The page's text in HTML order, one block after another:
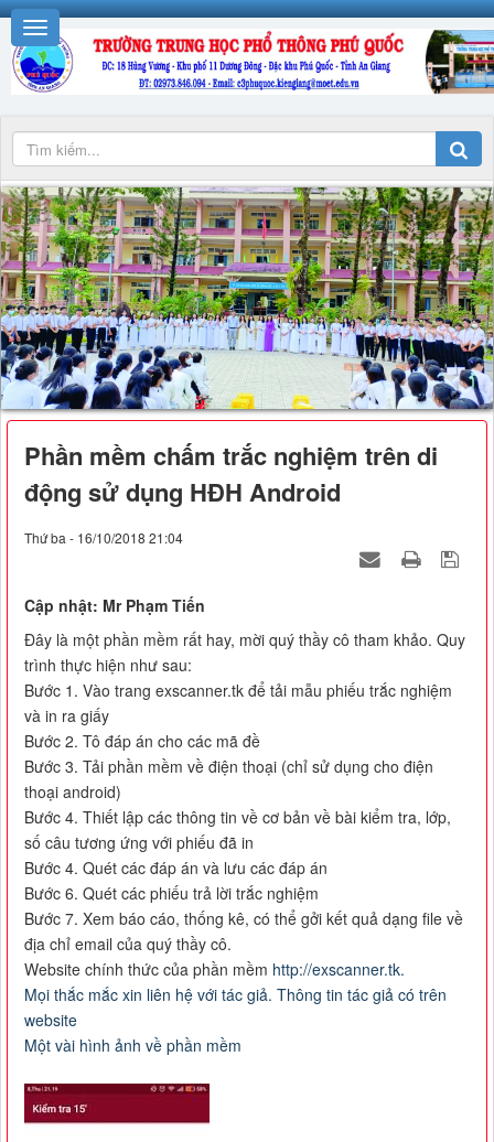
Phần mềm chấm trắc nghiệm trên di
động sử dụng HĐH Android
Thứ ba - 16/10/2018 21:04
Cập nhật: Mr Phạm Tiến
Đây là một phần mềm rất hay, mời quý thầy cô tham khảo. Quy
trình thực hiện như sau:
Bước 1. Vào trang exscanner.tk để tải mẫu phiếu trắc nghiệm
và in ra giấy
Bước 2. Tô đáp án cho các mã đề
Bước 3. Tải phần mềm về điện thoại (chỉ sử dụng cho điện
thoại android)
Bước 4. Thiết lập các thông tin về cơ bản về bài kiểm tra, lớp,
số câu tương ứng với phiếu đã in
Bước 4. Quét các đáp án và lưu các đáp án
Bước 6. Quét các phiếu trả lời trắc nghiệm
Bước 7. Xem báo cáo, thống kê, có thể gởi kết quả dạng file về
địa chỉ email của quý thầy cô.
Website chính thức của phần mềm http://exscanner.tk.
Mọi thắc mắc xin liên hệ với tác giả. Thông tin tác giả có trên
website
Một vài hình ảnh về phần mềm